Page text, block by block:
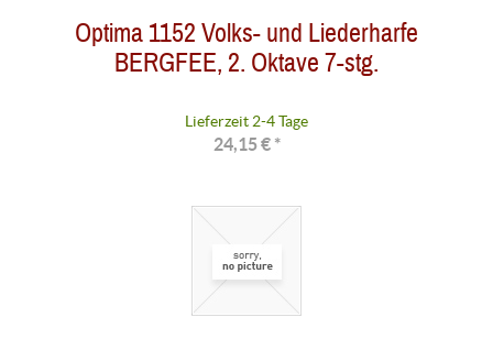
Optima 1152 Volks- und Liederharfe
BERGFEE, 2. Oktave 7-stg.
Lieferzeit 2-4 Tage
24,15 € *